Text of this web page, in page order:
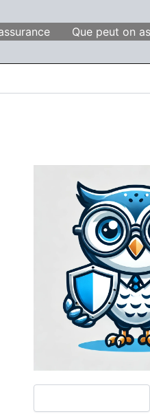
Que peut on
Rechercher